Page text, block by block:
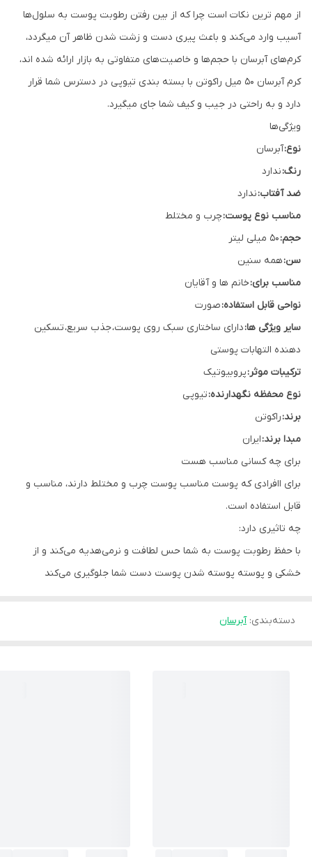
از مهم ترین نکات است چرا که از بین رفتن رطوبت پوست به سلول‌ها
آسیب وارد می‌کند و باعث پیری دست و زشت شدن ظاهر آن میگردد،
کرم‌های آبرسان با حجم‌ها و خاصیت‌های متفاوتی به بازار ارائه شده اند،
کرم آبرسان 50 میل راکوتن با بسته بندی تیوپی در دسترس شما قرار
دارد و به راحتی در جیب و کیف شما جای میگیرد.
ویژگی‌ها
نوع:آبرسان
رنگ:ندارد
ضد آفتاب:ندارد
مناسب نوع پوست:چرب و مختلط
حجم:
سن:همه سنین
مناسب برای:خانم ها و آقایان
نواحی قابل استفاده:صورت
سایر ویژگی ها:دارای ساختاری سبک روی پوست، جذب سریع، تسکین
دهنده التهابات پوستی
ترکیبات موثر:پروبیوتیک
نوع محفظه نگهدارنده:تیوپی
برند:راکوتن
مبدا برند:ایران
برای چه کسانی مناسب هست
برای اافرادی که پوست مناسب پوست چرب و مختلط دارند، مناسب و
قابل استفاده است.
چه تاثیری دارد:
با حفظ رطوبت پوست به شما حس لطافت و نرمی‌هدیه می‌کند و از
خشکی و پوسته پوسته شدن پوست دست شما جلوگیری می‌کند
دسته‌بندی:آبرسان